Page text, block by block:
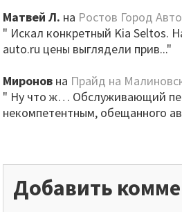
Матвей Л. на Ростов Город Авто
" Искал конкретный Kia Seltos.
auto.ru цены выглядели прив..."
Миронов на Прайд на
" Ну что ж… Обслуживающий
некомпетентным, обещанного
Добавить